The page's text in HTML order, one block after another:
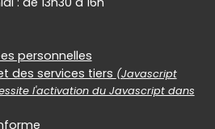
personnelles
des services tiers (Javascript
l'activation du Javascript dans